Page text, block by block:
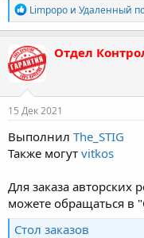
Р
е
а
к
ц
и
и
:
Limpopo и Удаленный
Отдел
15 Дек 2021
Выполнил The_STIG
Также могут vitkos
Для заказа авторских
можете обращаться в
Стол заказов